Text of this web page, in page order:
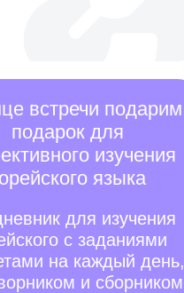
встречи подарим
подарок для
изучения
языка
для изучения
с заданиями
на каждый день,
и сборником